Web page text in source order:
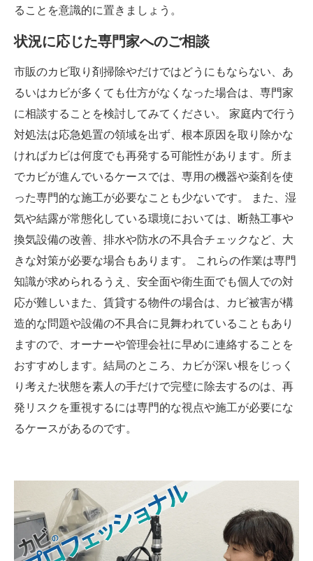
ることを意識的に置きましょう。
状況に応じた専門家へのご相談
市販のカビ取り剤掃除やだけではどうにもならない、あ
るいはカビが多くても仕方がなくなった場合は、専門家
に相談することを検討してみてください。 家庭内で行う
対処法は応急処置の領域を出ず、根本原因を取り除かな
ければカビは何度でも再発する可能性があります。所ま
でカビが進んでいるケースでは、専用の機器や薬剤を使
った専門的な施工が必要なことも少ないです。 また、湿
気や結露が常態化している環境においては、断熱工事や
換気設備の改善、排水や防水の不具合チェックなど、大
きな対策が必要な場合もあります。 これらの作業は専門
知識が求められるうえ、安全面や衛生面でも個人での対
応が難しいまた、賃貸する物件の場合は、カビ被害が構
造的な問題や設備の不具合に見舞われていることもあり
ますので、オーナーや管理会社に早めに連絡することを
おすすめします。結局のところ、カビが深い根をじっく
り考えた状態を素人の手だけで完璧に除去するのは、再
発リスクを重視するには専門的な視点や施工が必要にな
るケースがあるのです。